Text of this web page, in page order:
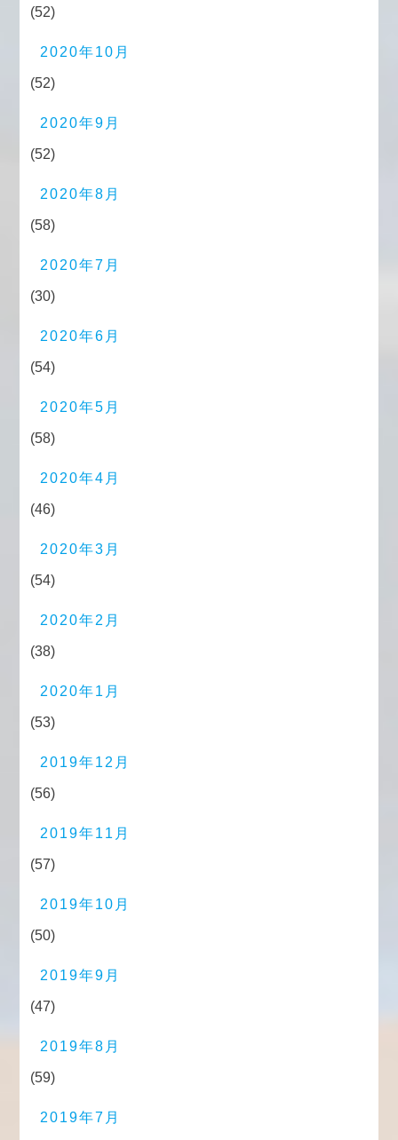
(52)
2020年10月
(52)
2020年9月
(52)
2020年8月
(58)
2020年7月
(30)
2020年6月
(54)
2020年5月
(58)
2020年4月
(46)
2020年3月
(54)
2020年2月
(38)
2020年1月
(53)
2019年12月
(56)
2019年11月
(57)
2019年10月
(50)
2019年9月
(47)
2019年8月
(59)
2019年7月